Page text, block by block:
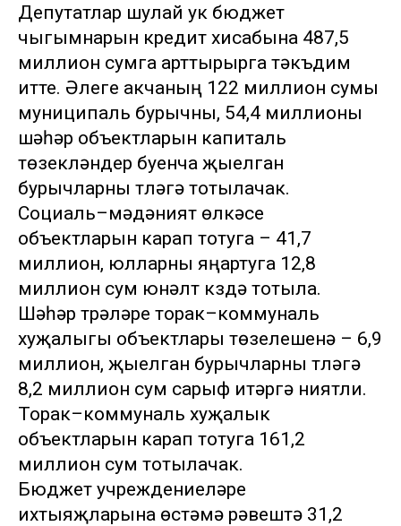
Депутатлар шулай ук бюджет
чыгымнарын кредит хисабына 487,5
миллион сумга арттырырга тәкъдим
итте. Әлеге акчаның 122 миллион сумы
муниципаль бурычны, 54,4 миллионы
шәһәр объектларын капиталь
төзекләндерү буенча җыелган
бурычларны түләүгә тотылачак.
Социаль–мәдәният өлкәсе
объектларын карап тотуга – 41,7
миллион, юлларны яңартуга 12,8
миллион сум юнәлтү күздә тотыла.
Шәһәр түрәләре торак–коммуналь
хуҗалыгы объектлары төзелешенә – 6,9
миллион, җыелган бурычларны түләүгә
8,2 миллион сум сарыф итәргә ниятли.
Торак–коммуналь хуҗалык
объектларын карап тотуга 161,2
миллион сум тотылачак.
Бюджет учреждениеләре
ихтыяҗларына өстәмә рәвештә 31,2